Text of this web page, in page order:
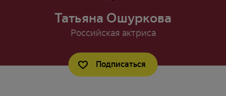
Татьяна Ошуркова
Российская актриса
Подписаться